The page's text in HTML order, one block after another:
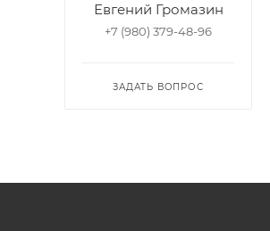
Евгений Громазин
+7 (980) 379-48-96
ЗАДАТЬ ВОПРОС